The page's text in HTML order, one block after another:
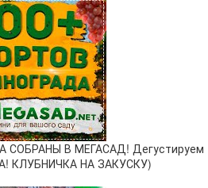
В МЕГАСАД! Дегустируем
КЛУБНИЧКА НА ЗАКУСКУ)